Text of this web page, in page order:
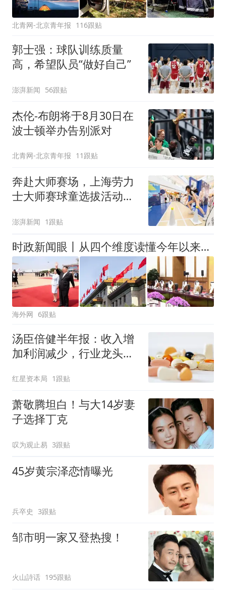
北青网-北京青年报 116跟贴
郭士强：球队训练质量
高，希望队员“做好自己”
澎湃新闻 56跟贴
杰伦-布朗将于8月30日在
波士顿举办告别派对
北青网-北京青年报 11跟贴
奔赴大师赛场，上海劳力
士大师赛球童选拔活动启
澎湃新闻 1跟贴
时政新闻眼丨从四个维度读懂今年以来中国元首外交
海外网 6跟贴
汤臣倍健半年报：收入增
加利润减少，行业龙头的
红星资本局 1跟贴
萧敬腾坦白！与大14岁妻
子选择丁克
叹为观止易 3跟贴
45岁黄宗泽恋情曝光
兵卒史 3跟贴
邹市明一家又登热搜！
火山詩话 195跟贴